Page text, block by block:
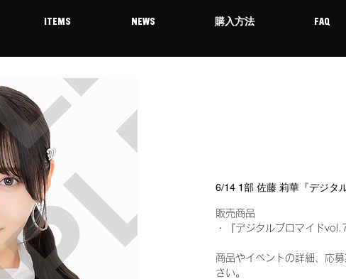
ITEMS NEWS 購入方法 FAQ
6/14 1部 佐藤 莉華『デジタ
販売商品
・『デジタルブロマイド
商品やイベントの詳細、応
さい。